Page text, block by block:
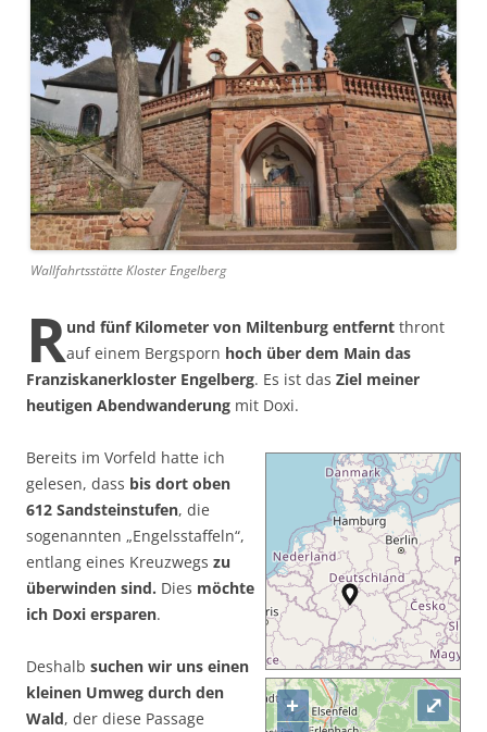
Wallfahrtsstätte Kloster Engelberg
Rund fünf Kilometer von Miltenburg entfernt thront
auf einem Bergsporn hoch über dem Main das
Franziskanerkloster Engelberg. Es ist das Ziel meiner
heutigen Abendwanderung mit Doxi.
+
⤢
Bereits im Vorfeld hatte ich
gelesen, dass bis dort oben
612 Sandsteinstufen, die
sogenannten „Engelsstaffeln“,
entlang eines Kreuzwegs zu
überwinden sind. Dies möchte
ich Doxi ersparen.
Deshalb suchen wir uns einen
kleinen Umweg durch den
Wald, der diese Passage